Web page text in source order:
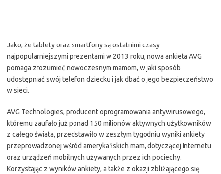
Jako, że tablety oraz smartfony są ostatnimi czasy
najpopularniejszymi prezentami w 2013 roku, nowa ankieta AVG
pomaga zrozumieć nowoczesnym mamom, w jaki sposób
udostępniać swój telefon dziecku i jak dbać o jego bezpieczeństwo
w sieci.
AVG Technologies, producent oprogramowania antywirusowego,
któremu zaufało już ponad 150 milionów aktywnych użytkowników
z całego świata, przedstawiło w zeszłym tygodniu wyniki ankiety
przeprowadzonej wśród amerykańskich mam, dotyczącej Internetu
oraz urządzeń mobilnych używanych przez ich pociechy.
Korzystając z wyników ankiety, a także z okazji zbliżającego się